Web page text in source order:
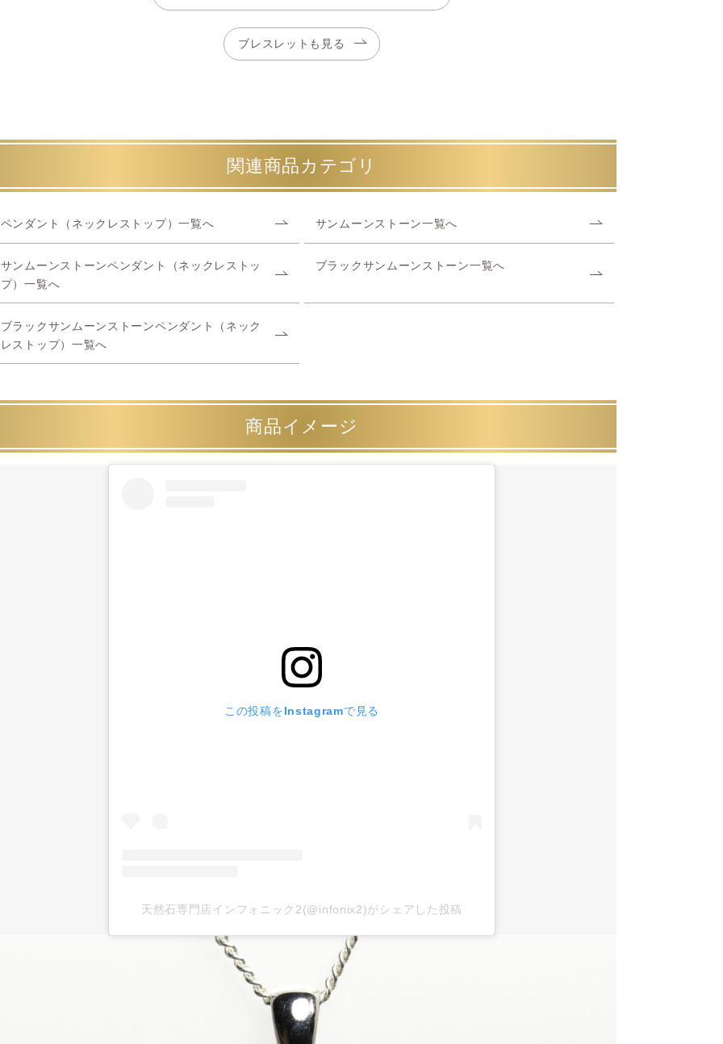
ブレスレットも見る
関連商品カテゴリ
ペンダント（ネックレストップ）一覧へ サンムーンストーン一覧へ
サンムーンストーンペンダント（ネックレストッ
プ）一覧へ
ブラックサンムーンストーン一覧へ
ブラックサンムーンストーンペンダント（ネック
レストップ）一覧へ
商品イメージ
この投稿をInstagramで見る
天然石専門店インフォニック2(@infonix2)がシェアした投稿